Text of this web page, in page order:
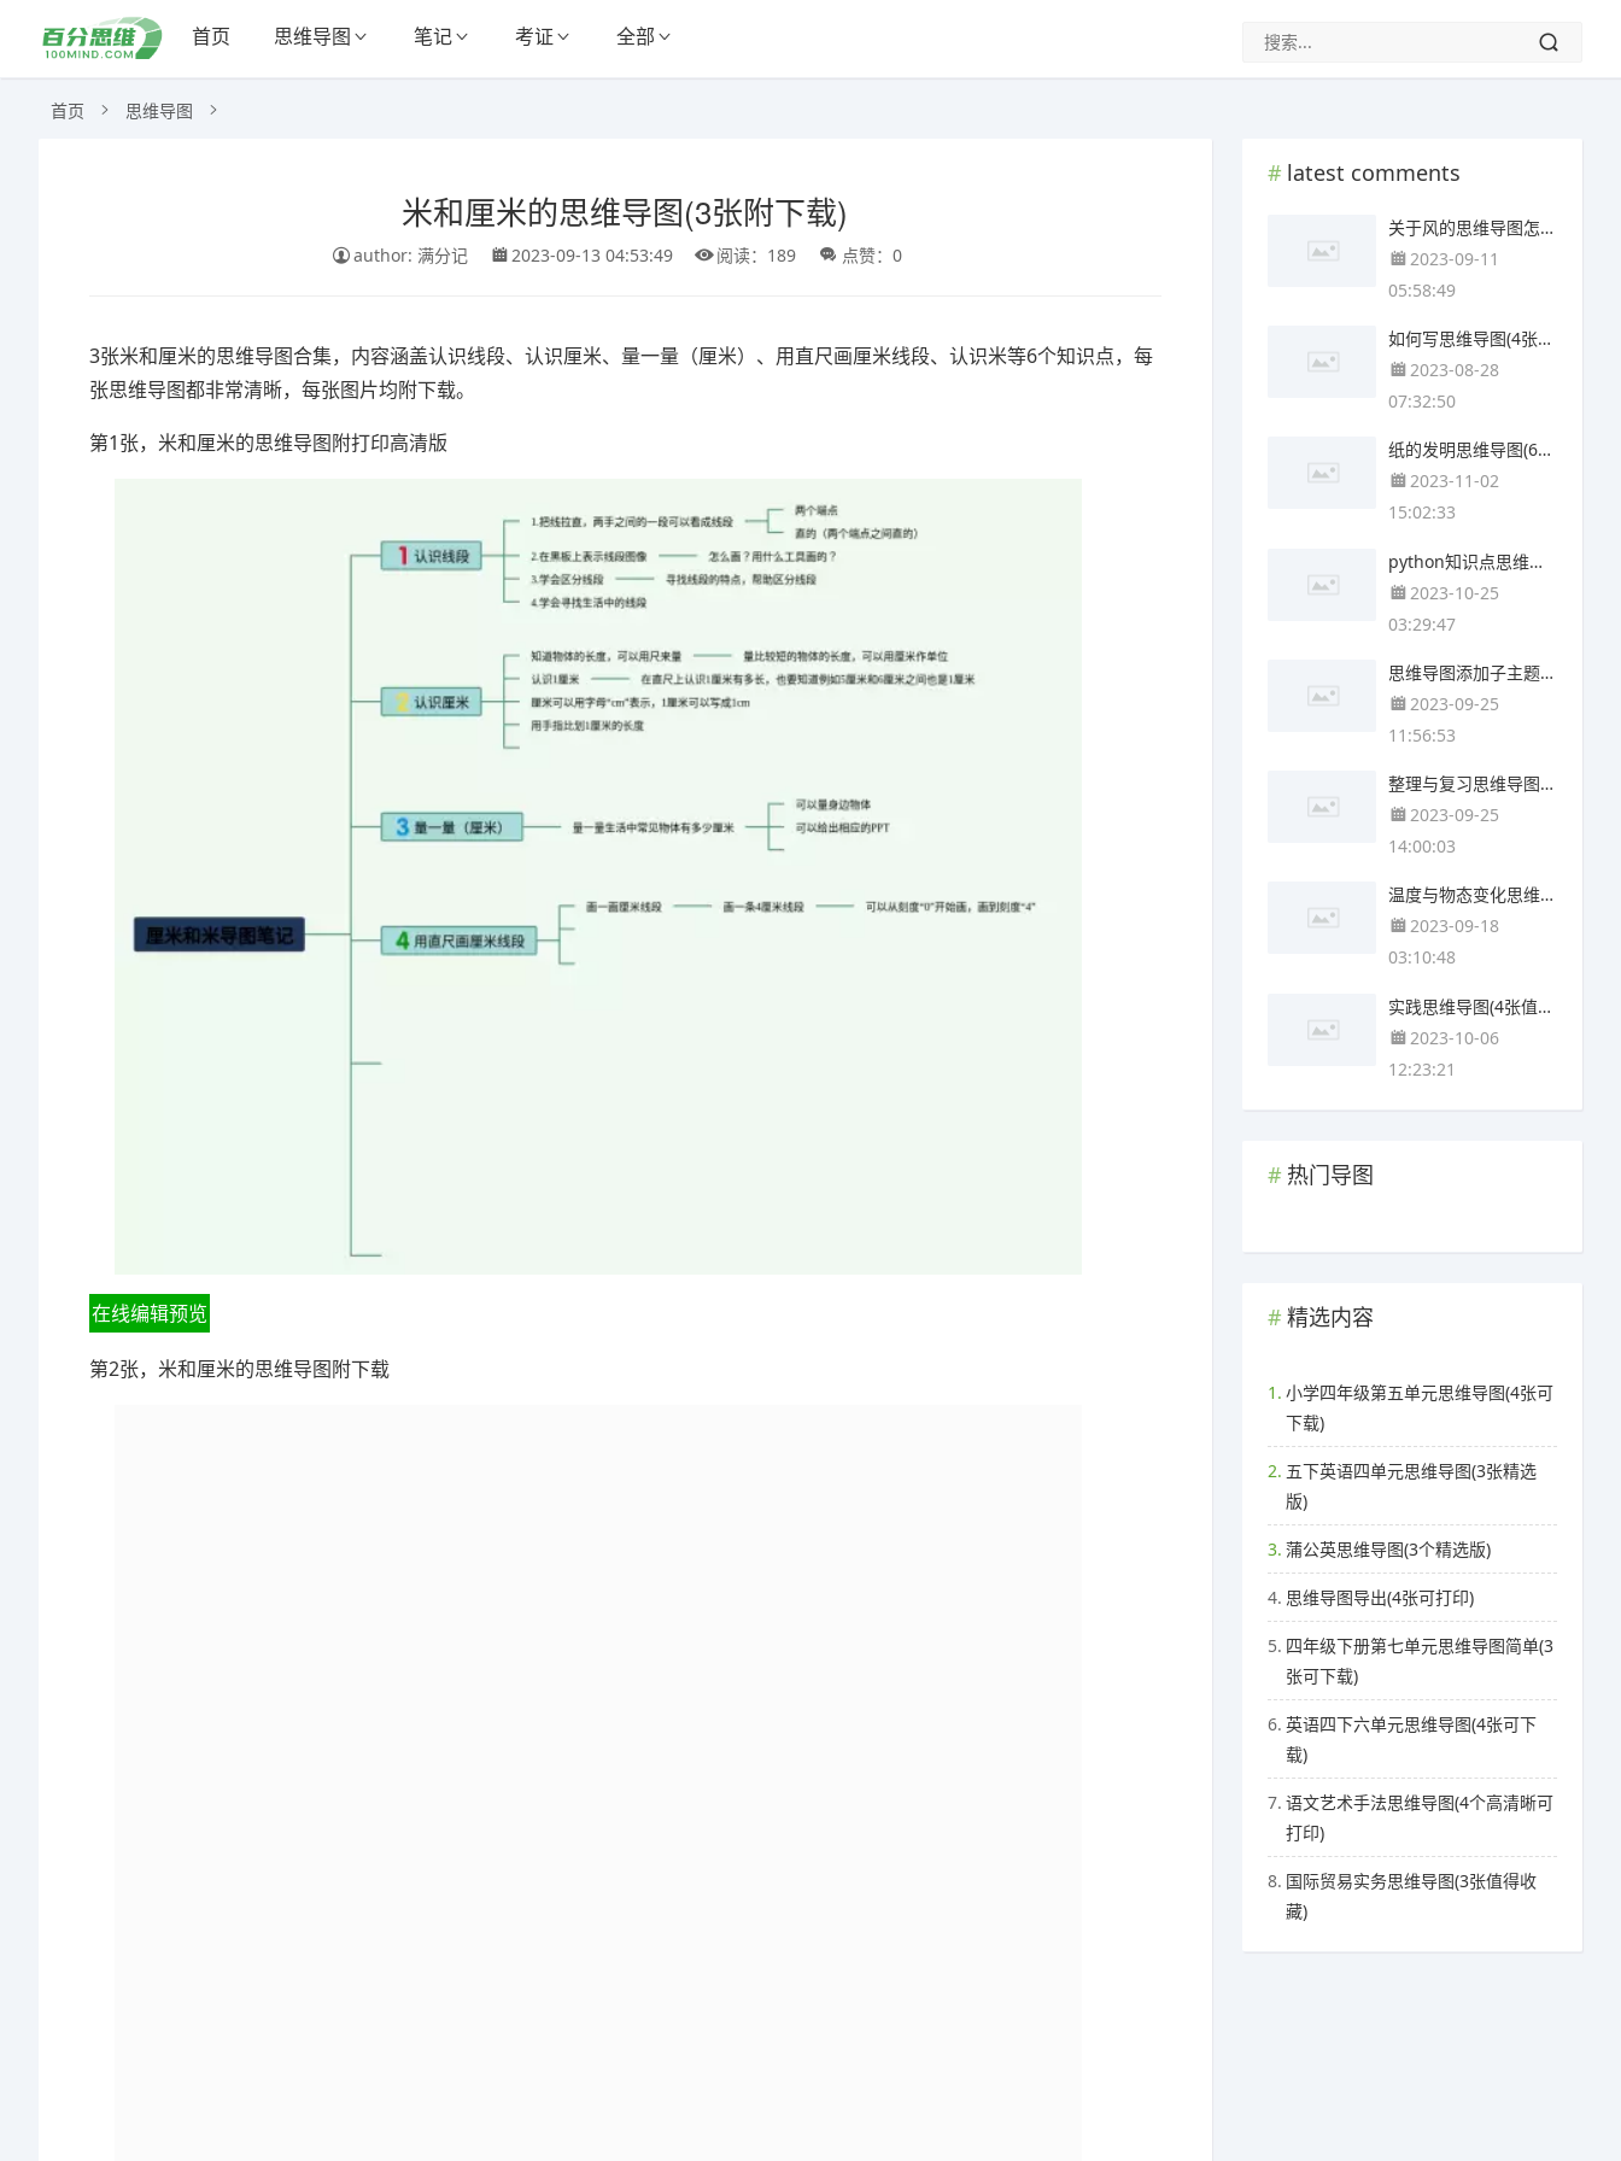
首页 思维导图 笔记 考证 全部
首页 思维导图
米和厘米的思维导图(3张附下载)
author: 满分记 2023-09-13 04:53:49 阅读：189 点赞：0
3张米和厘米的思维导图合集，内容涵盖认识线段、认识厘米、量一量（厘米）、用直尺画厘米线段、认识米等6个知识点，每
张思维导图都非常清晰，每张图片均附下载。
第1张，米和厘米的思维导图附打印高清版
在线编辑预览
第2张，米和厘米的思维导图附下载
latest comments
关于风的思维导图怎么画(4个附打印高清版)
2023-09-11
05:58:49
如何写思维导图(4张附下载)
2023-08-28
07:32:50
纸的发明思维导图(6张附下载)
2023-11-02
15:02:33
python知识点思维导图(3张精选版)
2023-10-25
03:29:47
思维导图添加子主题的方法(4个可打印)
2023-09-25
11:56:53
整理与复习思维导图(4个高清版)
2023-09-25
14:00:03
温度与物态变化思维导图(3个精选版)
2023-09-18
03:10:48
实践思维导图(4张值得收藏)
2023-10-06
12:23:21
热门导图
精选内容
1. 小学四年级第五单元思维导图(4张可
下载)
2. 五下英语四单元思维导图(3张精选
版)
3. 蒲公英思维导图(3个精选版)
4. 思维导图导出(4张可打印)
5. 四年级下册第七单元思维导图简单(3
张可下载)
6. 英语四下六单元思维导图(4张可下
载)
7. 语文艺术手法思维导图(4个高清晰可
打印)
8. 国际贸易实务思维导图(3张值得收
藏)